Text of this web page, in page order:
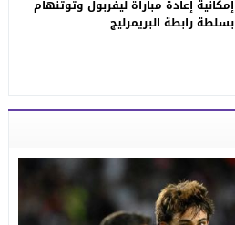
إمكانية إعادة مباراة ليفربول وتوتنهام
بسلطة رابطة البريمرليج